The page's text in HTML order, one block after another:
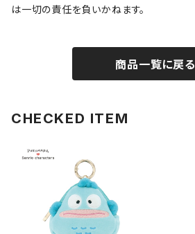
は一切の責任を負いかねます。
商品一覧に戻る
CHECKED ITEM